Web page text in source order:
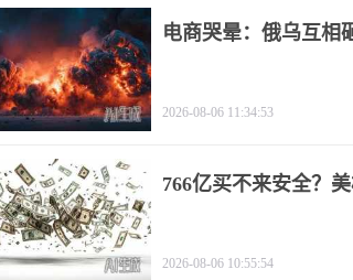
电商哭晕：俄乌互相
2026-08-06 11:34:53
766亿买不来安全？
2026-08-06 10:55:54